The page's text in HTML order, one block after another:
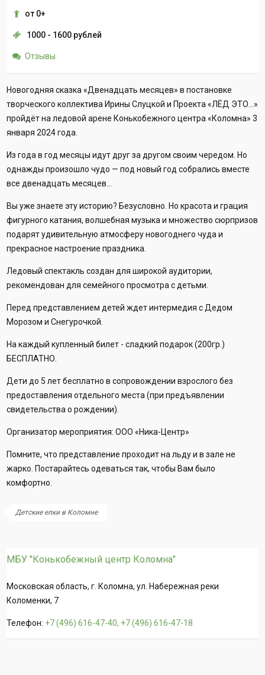
от 0+
1000 - 1600 рублей
Отзывы
Новогодняя сказка «Двенадцать месяцев» в постановке
творческого коллектива Ирины Слуцкой и Проекта «ЛЁД ЭТО…»
пройдёт на ледовой арене Конькобежного центра «Коломна» 3
января 2024 года.
Из года в год месяцы идут друг за другом своим чередом. Но
однажды произошло чудо — под новый год собрались вместе
все двенадцать месяцев...
Вы уже знаете эту историю? Безусловно. Но красота и грация
фигурного катания, волшебная музыка и множество сюрпризов
подарят удивительную атмосферу новогоднего чуда и
прекрасное настроение праздника.
Ледовый спектакль создан для широкой аудитории,
рекомендован для семейного просмотра с детьми.
Перед представлением детей ждет интермедия с Дедом
Морозом и Снегурочкой.
На каждый купленный билет - сладкий подарок (200гр.)
БЕСПЛАТНО.
Дети до 5 лет бесплатно в сопровождении взрослого без
предоставления отдельного места (при предъявлении
свидетельства о рождении).
Организатор мероприятия: ООО «Ника-Центр»
Помните, что представление проходит на льду и в зале не
жарко. Постарайтесь одеваться так, чтобы Вам было
комфортно.
Детские елки в Коломне
МБУ "Конькобежный центр Коломна"
Московская область, г. Коломна, ул. Набережная реки
Коломенки, 7
Телефон: +7 (496) 616-47-40, +7 (496) 616-47-18